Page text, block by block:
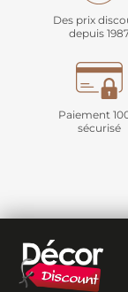
Des prix
depuis
Paiement
sécurisé